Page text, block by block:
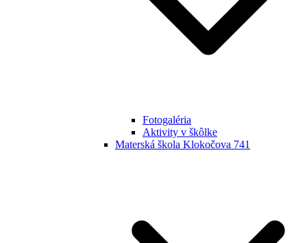
Fotogaléria
Aktivity v škôlke
Materská škola Klokočova 741